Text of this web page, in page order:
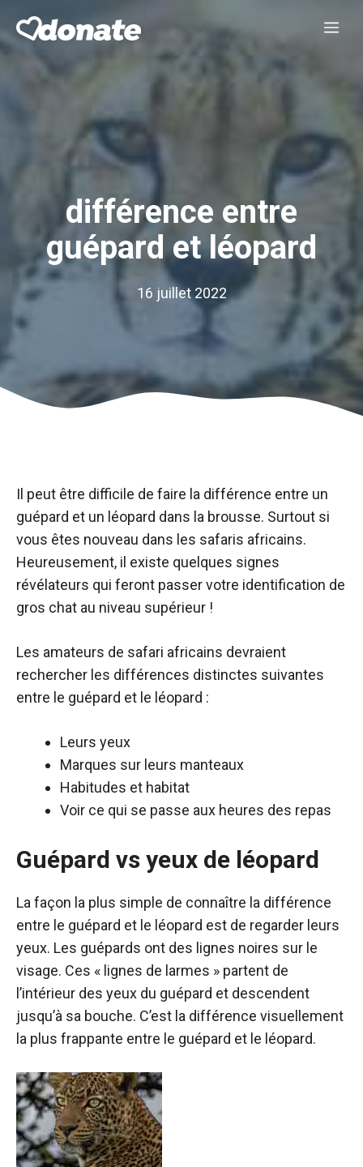
au
différence entre
guépard et léopard
16 juillet 2022
Il peut être difficile de faire la différence entre un
guépard et un léopard dans la brousse. Surtout si
vous êtes nouveau dans les safaris africains.
Heureusement, il existe quelques signes
révélateurs qui feront passer votre identification de
gros chat au niveau supérieur !
Les amateurs de safari africains devraient
rechercher les différences distinctes suivantes
entre le guépard et le léopard :
Leurs yeux
Marques sur leurs manteaux
Habitudes et habitat
Voir ce qui se passe aux heures des repas
Guépard vs yeux de léopard
La façon la plus simple de connaître la différence
entre le guépard et le léopard est de regarder leurs
yeux. Les guépards ont des lignes noires sur le
visage. Ces « lignes de larmes » partent de
l’intérieur des yeux du guépard et descendent
jusqu’à sa bouche. C’est la différence visuellement
la plus frappante entre le guépard et le léopard.